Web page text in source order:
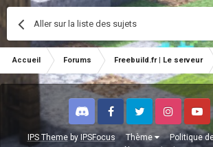
Aller sur la liste des sujets
Accueil Forums Freebuild.fr | Le serveur
IPS Themeby IPSFocus Thème
Politique
Discord FacebookTwitter Instagram